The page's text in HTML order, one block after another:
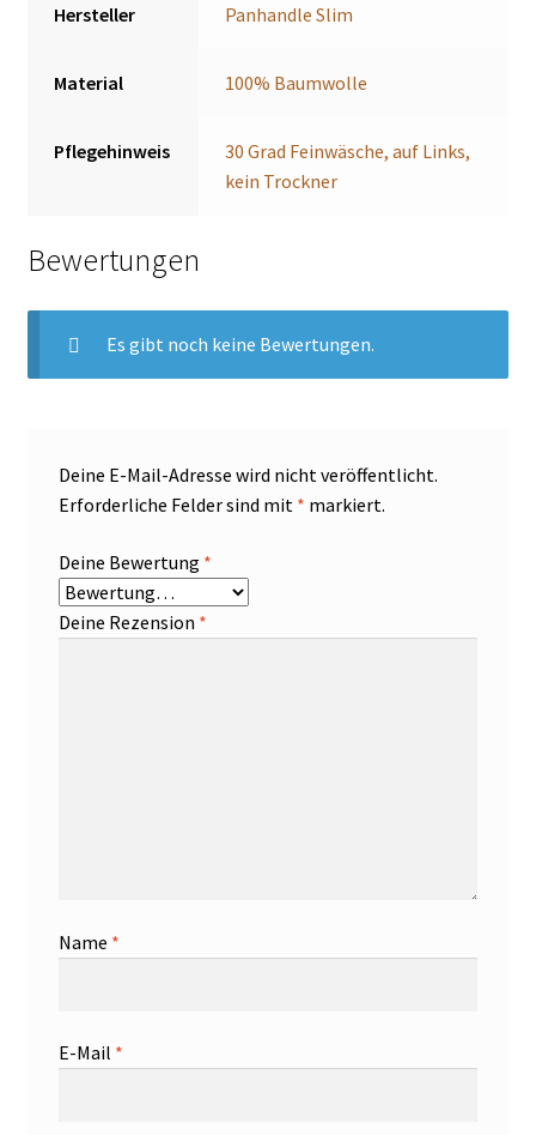
Hersteller Panhandle Slim
Material 100% Baumwolle
Pflegehinweis
30 Grad Feinwäsche, auf Links,
kein Trockner
Bewertungen
Es gibt noch keine Bewertungen.
Deine E-Mail-Adresse wird nicht veröffentlicht.
Erforderliche Felder sind mit * markiert.
Deine Bewertung *
Deine Rezension *
Name *
E-Mail *